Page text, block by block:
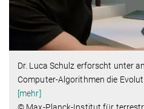
Dr. Luca Schulz erforscht unter
Computer-Algorithmen die
[mehr]
© Max-Planck-Institut für